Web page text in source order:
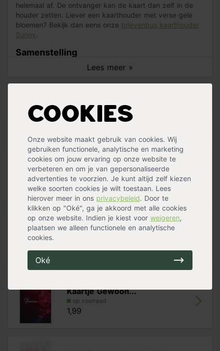
Cookies
Onze website maakt gebruik van cookies. Wij
gebruiken functionele, analytische en marketing
cookies om jouw ervaring op onze website te
verbeteren en om je van gepersonaliseerde
advertenties te voorzien. Je kunt altijd zelf kiezen
welke soorten cookies je wilt toestaan. Lees
hierover meer in ons privacybeleid. Door te
klikken op "Oké", ga je akkoord met alle cookies
op onze website. Indien je kiest voor weigeren,
plaatsen we alleen functionele en analytische
cookies.
Oké
helemaal af. De ontvanger kan de kaart dan zelf in de
houder zetten. Liever een kaarthouder met verse gele
bloemen? Bekijk dan eens onze brievenbus kaarthouder
Sunny
Lees meer »
Samenstelling
Houten standaard van 23,5x7x2cm
Uitsparing voor een kaartje
Exclusief kaart
Handig voor erbij
Kaartje Gefeliciteerd!
op voorraad
1,99
Kaartje Geslaagd!
1,99
Kaartje Gewoon...
op voorraad
1,99